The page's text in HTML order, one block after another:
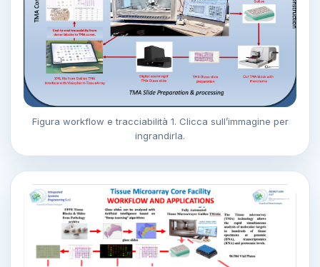
Figura workflow e tracciabilità 1. Clicca sull’immagine per
ingrandirla.